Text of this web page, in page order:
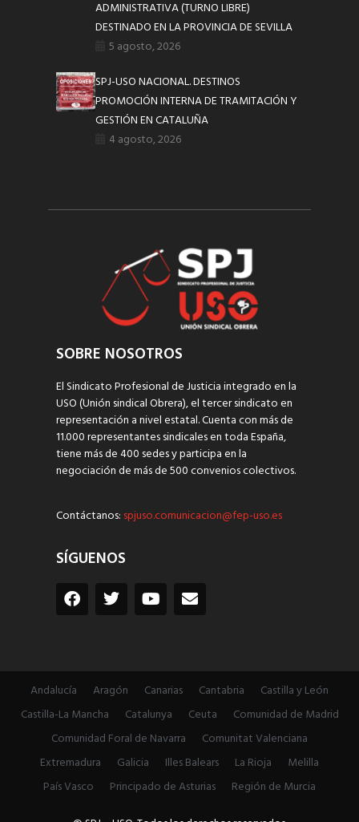
ADMINISTRATIVA (TURNO LIBRE)
DESTINADO EN LA PROVINCIA DE SEVILLA
5 agosto, 2026
SPJ-USO NACIONAL. DESTINOS
PROMOCIÓN INTERNA DE TRAMITACIÓN Y
GESTIÓN EN CATALUÑA
4 agosto, 2026
SOBRE NOSOTROS
El Sindicato Profesional de Justicia integrado en la
USO (Unión sindical Obrera), el tercer sindicato en
representación a nivel estatal. Cuenta con más de
11.000 representantes sindicales en toda España,
tiene más de 400 sedes y participa en la
negociación de más de 500 convenios colectivos.
Contáctanos: spjuso.comunicacion@fep-uso.es
SÍGUENOS
Andalucía Aragón Canarias Cantabria
Castilla y León
Castilla-La Mancha
Catalunya Ceuta
Comunidad de Madrid
Comunidad Foral de Navarra
Comunitat Valenciana
Extremadura
Galicia Illes Balears La Rioja
Melilla
País Vasco
Principado de Asturias
Región de Murcia